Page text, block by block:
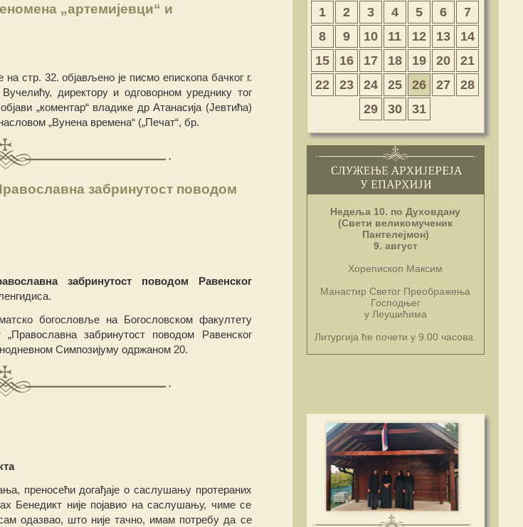
„артемијевци“ и
стр. 32. објављено је писмо епископа бачког г.
директору и одговорном уреднику тог
„коментар“ владике др Атанасија (Јевтића)
„Вунена времена“ („Печат“, бр.
забринутост поводом
забринутост поводом Равенског
богословље на Богословском факултету
забринутост поводом Равенског
Симпозијуму одржаном 20.
преносећи догађаје о саслушању протераних
Бенедикт није појавио на саслушању, чиме се
одазвао, што није тачно, имам потребу да се
1 2 3 4 5 6
7
8
9 10 11 12 13
14
15
16 17 18 19 20
21
22
23 24 25 26 27
28
29
30 31
Недеља 10. по Духовдану
(Свети великомученик
Пантелејмон)
9. август
Хорепископ Максим
Манастир Светог Преображења
Господњег
у Леушићима
Литургија ће почети у 9.00 часова.